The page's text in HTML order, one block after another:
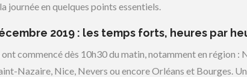
journée en quelques points essentiels.
2019 : les temps forts, heures par
commencé dès 10h30 du matin, notamment en région :
Nazaire, Nice, Nevers ou encore Orléans et Bourges.